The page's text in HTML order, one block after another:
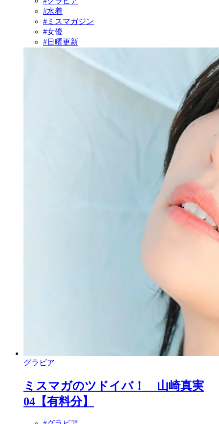
#水着
#ミスマガジン
#女優
#日曜更新
グラビア
ミスマガのツドイバ！ 山崎真実
04【有料分】